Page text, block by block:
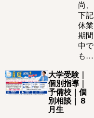
尚、
下記
休業
期間
中で
も…
大学受験｜
個別指導｜
予備校｜個
別相談｜８
月生